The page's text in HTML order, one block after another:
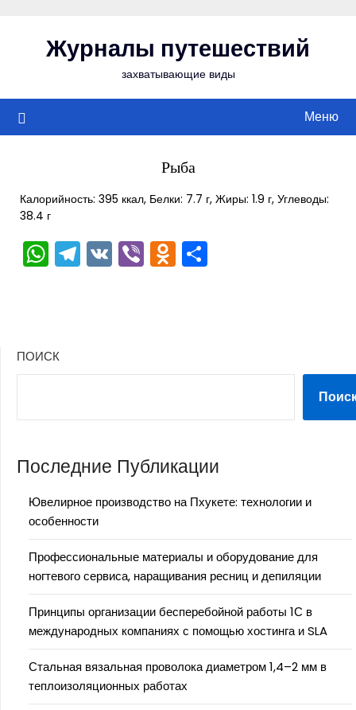
содержимомуЖурналы путешествий
захватывающие виды
Меню
Рыба
Калорийность: 395 ккал, Белки: 7.7 г, Жиры: 1.9 г, Углеводы:
38.4 г
WhatsApp
Telegram
VKViberOdnoklassniki
ПОИСК
Последние Публикации
Ювелирное производство на Пхукете: технологии и
особенности
Профессиональные материалы и оборудование для
ногтевого сервиса, наращивания ресниц и депиляции
Принципы организации бесперебойной работы 1С в
международных компаниях с помощью хостинга и SLA
Стальная вязальная проволока диаметром 1,4–2 мм в
теплоизоляционных работах